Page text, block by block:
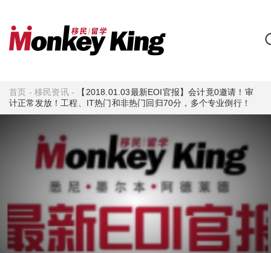
首页 -移民资讯-
【2018.01.03最新EOI官报】会计竟0邀请！审
计正常发放！工程、IT热门和非热门回归70分，多个专业倒行！